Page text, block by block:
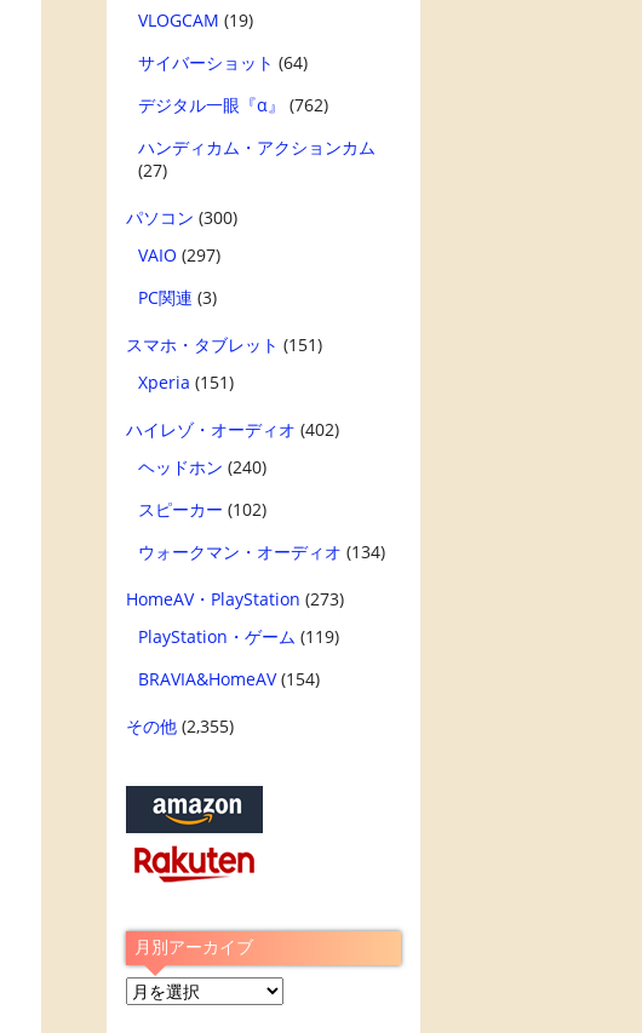
VLOGCAM (19)
サイバーショット (64)
デジタル一眼『α』
(762)
ハンディカム・アクションカム
(27)
パソコン (300)
VAIO (297)
PC関連 (3)
スマホ・タブレット (151)
Xperia (151)
ハイレゾ・オーディオ (402)
ヘッドホン (240)
スピーカー (102)
ウォークマン・オーディオ (134)
HomeAV・PlayStation (273)
PlayStation・ゲーム (119)
BRAVIA&HomeAV(154)
その他(2,355)
月別アーカイブ
月